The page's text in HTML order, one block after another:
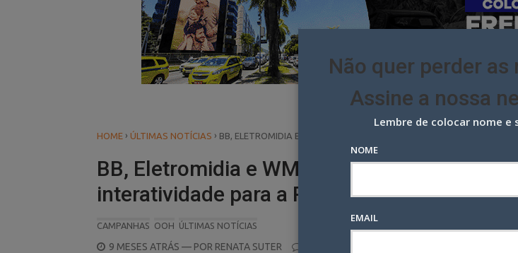
HOME › ÚLTIMAS NOTÍCIAS › BB, ELETROMIDIA E WMCCANN LEVAM INOVAÇÃO E INTERATIVIDADE
BB, Eletromidia e WMcCann levam inovação
interatividade para a Paulista
CAMPANHAS OOH ÚLTIMAS NOTÍCIAS
POSTED
9 MESES ATRÁS — POR RENATA SUTER
Não quer perder as
Assine a nossa
Lembre de colocar nome e
NOME
EMAIL